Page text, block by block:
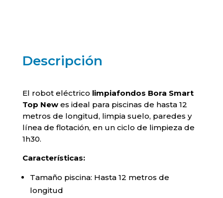
Descripción
El robot eléctrico limpiafondos Bora Smart
Top Newes ideal para piscinas de hasta 12
metros de longitud, limpia suelo, paredes y
línea de flotación, en un ciclo de limpieza de
1h30.
Características:
Tamaño piscina: Hasta 12 metros de
longitud